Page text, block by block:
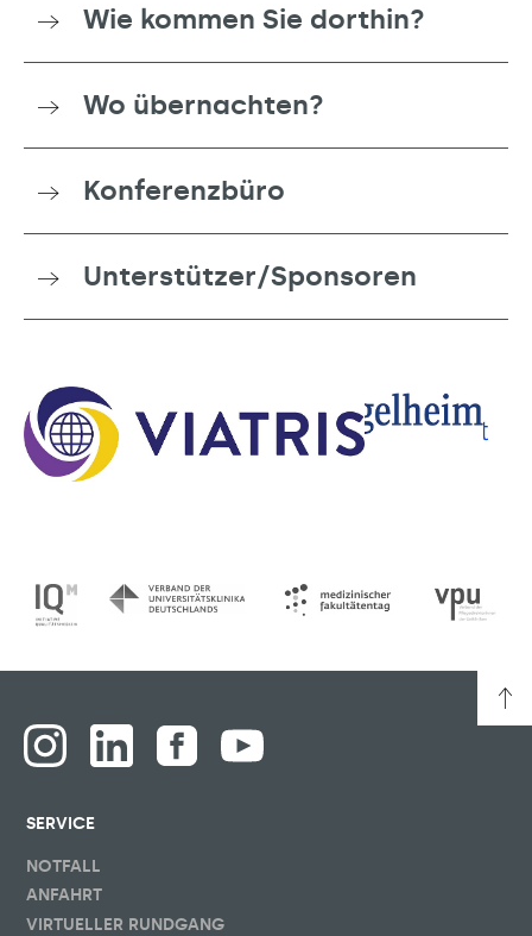
Wie kommen Sie dorthin?
Wo übernachten?
Konferenzbüro
Unterstützer/Sponsoren
SERVICE
NOTFALL
ANFAHRT
VIRTUELLER RUNDGANG